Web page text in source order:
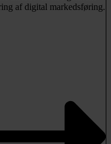
af digital markedsføring.